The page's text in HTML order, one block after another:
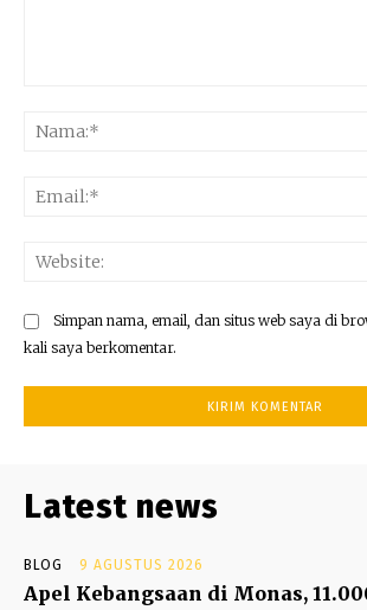
Simpan nama, email, dan situs web saya di
kali saya berkomentar.
Latest news
BLOG 9 AGUSTUS 2026
Apel Kebangsaan di Monas,